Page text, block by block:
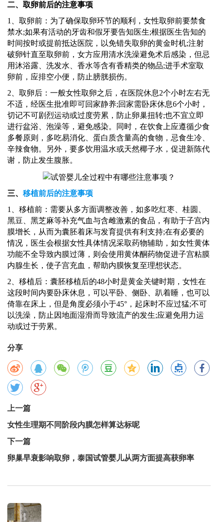
二、取卵前后的注意事项
1、取卵前：为了确保取卵环节的顺利，女性取卵前要禁食
禁水;如果有活动的牙齿和假牙要告知医生;根据医生告知的
时间按时或提前抵达医院，以免错失取卵的黄金时机;注射
破卵针直至取卵前，女方应用清水洗澡避免术后感染，但忌
用沐浴露、洗发水、香水等含有香精类的物品;进手术室取
卵前，应排空小便，防止膀胱损伤。
2、取卵后：一般女性取卵之后，在医院休息2个小时左右无
不适，经医生批准即可回家静养;回家需卧床休息6个小时，
切记不可剧烈运动或过度劳累，防止卵巢扭转;也不宜立即
进行盆浴、泡澡等，避免感染。同时，在饮食上应遵循少食
多餐原则，多吃易消化、蛋白质含量高的食物，忌食生冷、
辛辣食物。另外，要多饮用温水或天然椰子水，促进新陈代
谢，防止发生腹胀。
三、 移植前后的注意事项
1、移植前：需要从多方面调整改善，如多吃红枣、桂圆、
黑豆、黑芝麻等补充气血与含雌激素的食品，有助于子宫内
膜增长，从而为囊胚着床与发育提供有利支持;在有必要的
情况，医生会根据女性具体情况采取药物辅助，如女性黄体
功能不全导致内膜过薄，则会使用黄体酮药物促进子宫粘膜
内腺生长，使子宫充血，帮助内膜恢复至理想状态。
2、移植后：囊胚移植后的48小时是黄金关键时期，女性在
这段时间内要卧床休息，可以平卧、侧卧、趴着睡，也可以
倚靠在床上，但是角度必须小于45°，起床时不应过猛;不可
以洗澡，防止因地面湿滑而导致流产的发生;应避免用力运
动或过于劳累。
分享
上一篇
女性生理期不同阶段内膜怎样算达标呢
下一篇
卵巢早衰影响取卵，泰国试管婴儿从两方面提高获卵率